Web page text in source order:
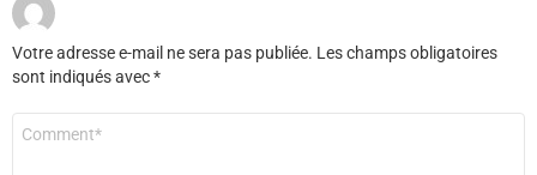
Votre adresse e-mail ne sera pas publiée. Les champs obligatoires
sont indiqués avec*